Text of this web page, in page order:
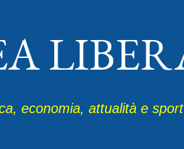
economia, attualità e